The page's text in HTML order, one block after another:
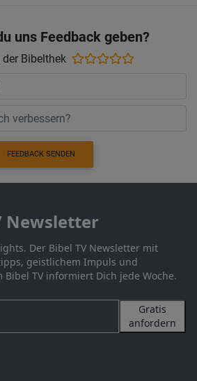
uns Feedback geben?
Bibelthek
FEEDBACK SENDEN
Newsletter
Der Bibel TV Newsletter mit
geistlichem Impuls und
TV informiert Dich jede Woche.
Gratis
anfordern